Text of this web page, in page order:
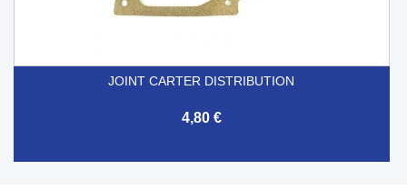
JOINT CARTER DISTRIBUTION
4,80 €